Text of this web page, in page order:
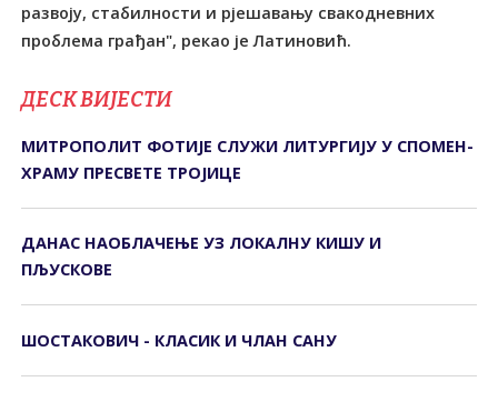
развоју, стабилности и рјешавању свакодневних
проблема грађан", рекао је Латиновић.
ДЕСК ВИЈЕСТИ
МИТРОПОЛИТ ФОТИЈЕ СЛУЖИ ЛИТУРГИЈУ У СПОМЕН-
ХРАМУ ПРЕСВЕТЕ ТРОЈИЦЕ
ДАНАС НАОБЛАЧЕЊЕ УЗ ЛОКАЛНУ КИШУ И
ПЉУСКОВЕ
ШОСТАКОВИЧ - КЛАСИК И ЧЛАН САНУ